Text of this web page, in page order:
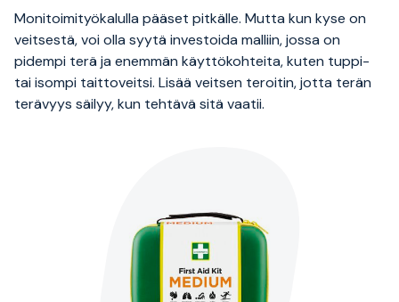
Monitoimityökalulla pääset pitkälle. Mutta kun kyse on
veitsestä, voi olla syytä investoida malliin, jossa on
pidempi terä ja enemmän käyttökohteita, kuten tuppi-
tai isompi taittoveitsi. Lisää veitsen teroitin, jotta terän
terävyys säilyy, kun tehtävä sitä vaatii.